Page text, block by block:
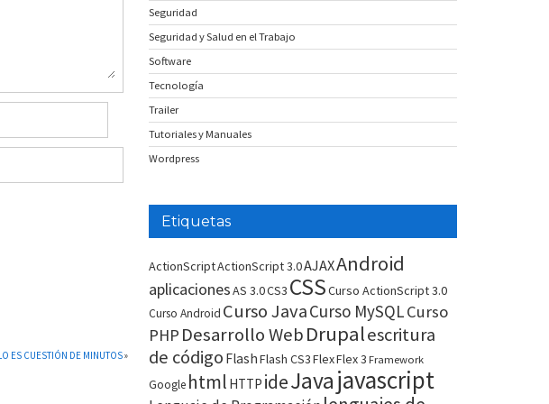
ES CUESTIÓN DE MINUTOS»
Seguridad
Seguridad y Salud en el Trabajo
Software
Tecnología
Trailer
Tutoriales y Manuales
Wordpress
Etiquetas
ActionScriptActionScript 3.0AJAXAndroid
aplicacionesAS 3.0CS3 CSSCurso ActionScript 3.0
Curso Android Curso JavaCurso MySQLCurso
PHP Desarrollo WebDrupalescritura
de código FlashFlash CS3FlexFlex 3 Framework
Google html HTTP ideJavajavascript